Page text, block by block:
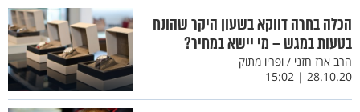
הכלה בחרה דווקא בשעון היקר שהונח
בטעות במגש – מי יישא במחיר?
הרב ארז חזני / ופריו מתוק
28.10.20 | 15:02